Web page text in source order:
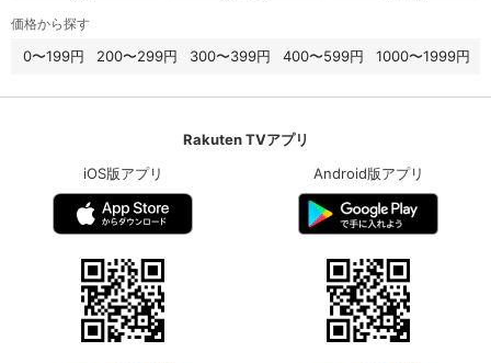
価格から探す
0〜199円 200〜299円 300〜399円 400〜599円 1000〜1999円
Rakuten TVアプリ
iOS版アプリ
Android版アプリ